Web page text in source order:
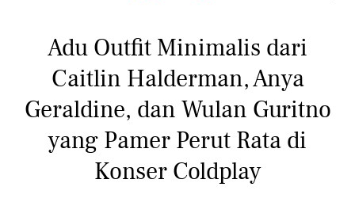
Adu Outfit Minimalis dari
Caitlin Halderman, Anya
Geraldine, dan Wulan Guritno
yang Pamer Perut Rata di
Konser Coldplay